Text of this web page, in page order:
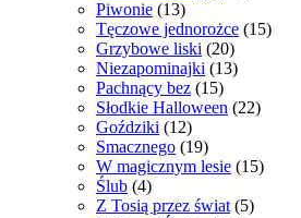
Piwonie (13)
Tęczowe jednorożce (15)
Grzybowe liski (20)
Niezapominajki (13)
Pachnący bez (15)
Słodkie Halloween (22)
Goździki (12)
Smacznego (19)
W magicznym lesie (15)
Ślub (4)
Z Tosią przez świat (5)